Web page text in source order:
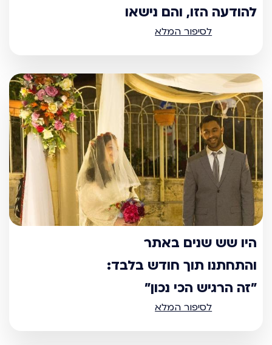
להודעה הזו, והם נישאו
לסיפור המלא
היו שש שנים באתר
והתחתנו תוך חודש בלבד:
"זה הרגיש הכי נכון"
לסיפור המלא